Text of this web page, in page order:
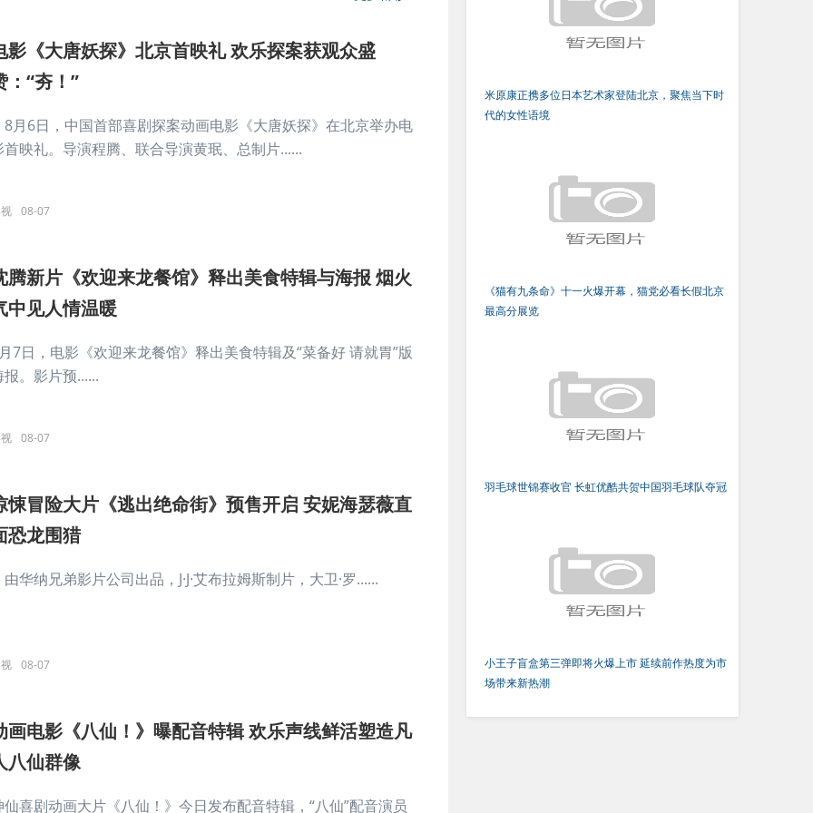
影《大唐妖探》北京首映礼 欢乐探案获观众盛
：“夯！”
6日，中国首部喜剧探案动画电影《大唐妖探》在北京举办电
首映礼。导演程腾、联合导演黄珉、总制片......
08-07
腾新片《欢迎来龙餐馆》释出美食特辑与海报 烟火
中见人情温暖
7日，电影《欢迎来龙餐馆》释出美食特辑及“菜备好 请就胃”版
报。影片预......
08-07
悚冒险大片《逃出绝命街》预售开启 安妮海瑟薇直
恐龙围猎
华纳兄弟影片公司出品，J·J·艾布拉姆斯制片，大卫·罗......
08-07
画电影《八仙！》曝配音特辑 欢乐声线鲜活塑造凡
八仙群像
仙喜剧动画大片《八仙！》今日发布配音特辑，“八仙”配音演员
米原康正携多位日本艺术家登陆北京，聚焦当下时
代的女性语境
《猫有九条命》十一火爆开幕，猫党必看长假北京
最高分展览
羽毛球世锦赛收官 长虹优酷共贺中国羽毛球队夺冠
小王子盲盒第三弹即将火爆上市 延续前作热度为市
场带来新热潮